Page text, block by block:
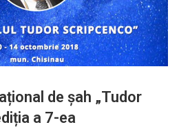
de șah „Tudor
a 7-ea